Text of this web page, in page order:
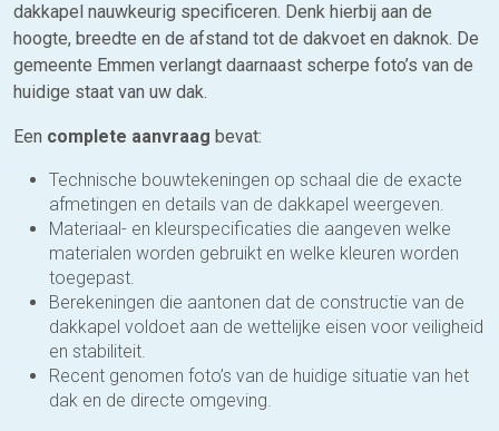
dakkapel nauwkeurig specificeren. Denk hierbij aan de
hoogte, breedte en de afstand tot de dakvoet en daknok. De
gemeente Emmen verlangt daarnaast scherpe foto’s van de
huidige staat van uw dak.
Een complete aanvraag bevat:
Technische bouwtekeningen op schaal die de exacte
afmetingen en details van de dakkapel weergeven.
Materiaal- en kleurspecificaties die aangeven welke
materialen worden gebruikt en welke kleuren worden
toegepast.
Berekeningen die aantonen dat de constructie van de
dakkapel voldoet aan de wettelijke eisen voor veiligheid
en stabiliteit.
Recent genomen foto’s van de huidige situatie van het
dak en de directe omgeving.